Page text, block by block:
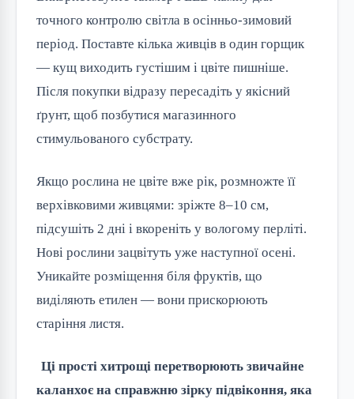
точного контролю світла в осінньо-зимовий
період. Поставте кілька живців в один горщик
— кущ виходить густішим і цвіте пишніше.
Після покупки відразу пересадіть у якісний
ґрунт, щоб позбутися магазинного
стимульованого субстрату.
Якщо рослина не цвіте вже рік, розмножте її
верхівковими живцями: зріжте 8–10 см,
підсушіть 2 дні і вкореніть у вологому перліті.
Нові рослини зацвітуть уже наступної осені.
Уникайте розміщення біля фруктів, що
виділяють етилен — вони прискорюють
старіння листя.
Ці прості хитрощі перетворюють звичайне
каланхоє на справжню зірку підвіконня, яка